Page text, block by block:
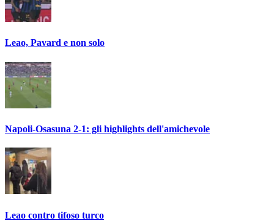
Leao, Pavard e non solo
Napoli-Osasuna 2-1: gli highlights dell'amichevole
Leao contro tifoso turco